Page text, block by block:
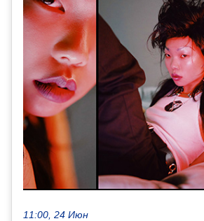
11:00, 24 Июн